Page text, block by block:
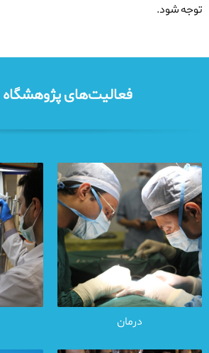
توجه شود.
فعالیت‌های پژوهشگاه
درمان